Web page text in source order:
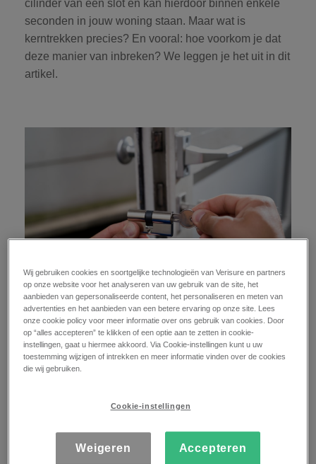
cilinder van een slot en kan hierdoor binnen enkele
seconden in jouw woning staan. Maar wat is
kerntrekken precies? En vooral: hoe voorkom je dat
deze manier van inbreken? We leggen je het uit in dit
artikel.
Wat is kerntrekken?
De inbraakmethode kerntrekken, ook bekend onder
een cilinderslot verwijdert. Hiervoor wordt standaard
gereedschap gebruikt: een gehard stalen schroef,
elektrische schroevendraaier, cilindertrekker
Wij gebruiken cookies en soortgelijke technologieën van Verisure en partners
op onze website voor het analyseren van uw gebruik van de site, het
aanbieden van gepersonaliseerde content, het personaliseren en meten van
advertenties en het aanbieden van een betere ervaring op onze site. Lees
onze cookie policy voor meer informatie over ons gebruik van cookies. Door
op “alles accepteren” te klikken of een optie aan te zetten in cookie-
instellingen, gaat u hiermee akkoord. Via Cookie-instellingen kunt u uw
toestemming wijzigen of intrekken en meer informatie vinden over de cookies
die wij gebruiken.
Cookie-instellingen
Weigeren Accepteren